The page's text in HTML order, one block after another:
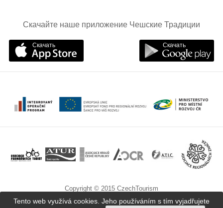
Скачайте наше приложение Чешские Традиции
Скачать Скачать
Copyright © 2015 CzechTourism
Tento web využívá cookies. Jeho používáním s tím vyjadřujete